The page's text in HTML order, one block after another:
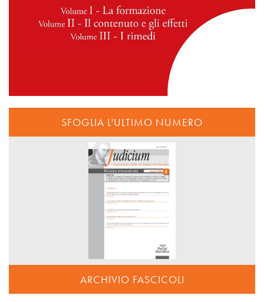
SFOGLIA L'ULTIMO NUMERO
ARCHIVIO FASCICOLI